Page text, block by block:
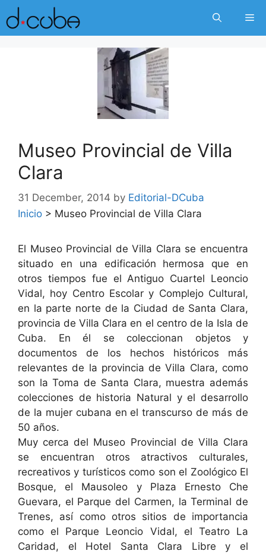
Skip
to
content
Museo Provincial de Villa
Clara
31 December, 2014 by Editorial-DCuba
Inicio > Museo Provincial de Villa Clara
El Museo Provincial de Villa Clara se encuentra
situado en una edificación hermosa que en
otros tiempos fue el Antiguo Cuartel Leoncio
Vidal, hoy Centro Escolar y Complejo Cultural,
en la parte norte de la Ciudad de Santa Clara,
provincia de Villa Clara en el centro de la Isla de
Cuba. En él se coleccionan objetos y
documentos de los hechos históricos más
relevantes de la provincia de Villa Clara, como
son la Toma de Santa Clara, muestra además
colecciones de historia Natural y el desarrollo
de la mujer cubana en el transcurso de más de
50 años.
Muy cerca del Museo Provincial de Villa Clara
se encuentran otros atractivos culturales,
recreativos y turísticos como son el Zoológico El
Bosque, el Mausoleo y Plaza Ernesto Che
Guevara, el Parque del Carmen, la Terminal de
Trenes, así como otros sitios de importancia
como el Parque Leoncio Vidal, el Teatro La
Caridad, el Hotel Santa Clara Libre y el